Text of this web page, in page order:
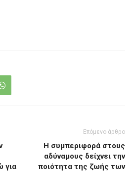
για
Επόμενο άρθρο
Η συμπεριφορά στους
αδύναμους δείχνει την
ποιότητα της ζωής των